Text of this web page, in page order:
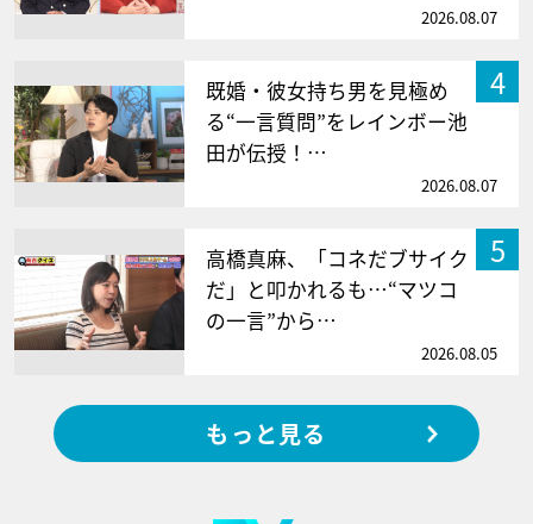
2026.08.07
4
既婚・彼女持ち男を見極め
る“一言質問”をレインボー池
田が伝授！…
2026.08.07
5
高橋真麻、「コネだブサイク
だ」と叩かれるも…“マツコ
の一言”から…
2026.08.05
もっと見る